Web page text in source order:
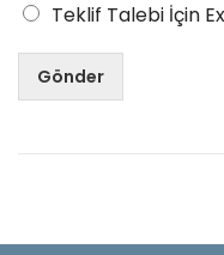
Teklif Talebi İçin
Gönder